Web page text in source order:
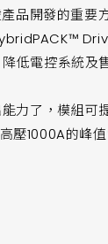
品開發的重要
低電控系統及
力了，模組可
壓1000A的峰